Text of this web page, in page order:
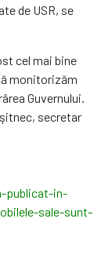
de USR, se
cel mai bine
monitorizăm
Guvernului.
secretar
publicat-in-
sale-sunt-